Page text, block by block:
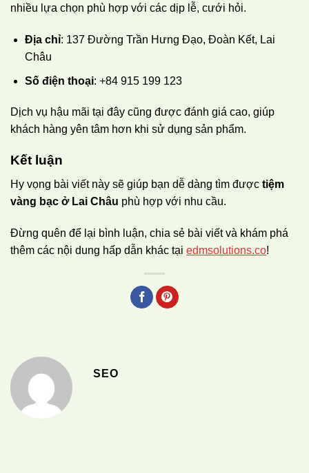
nhiều lựa chọn phù hợp với các dịp lễ, cưới hỏi.
Địa chỉ: 137 Đường Trần Hưng Đạo, Đoàn Kết, Lai
Châu
Số điện thoại: +84 915 199 123
Dịch vụ hậu mãi tại đây cũng được đánh giá cao, giúp
khách hàng yên tâm hơn khi sử dụng sản phẩm.
Kết luận
Hy vọng bài viết này sẽ giúp bạn dễ dàng tìm được tiệm
vàng bạc ở Lai Châu phù hợp với nhu cầu.
Đừng quên để lại bình luận, chia sẻ bài viết và khám phá
thêm các nội dung hấp dẫn khác tại edmsolutions.co!
SEO